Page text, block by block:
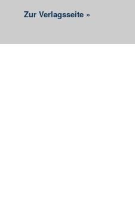
Zur Verlagsseite »